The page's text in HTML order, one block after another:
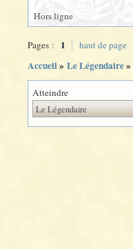
Hors ligne
Pages : 1 haut de page
Accueil» Le Légendaire»
Atteindre